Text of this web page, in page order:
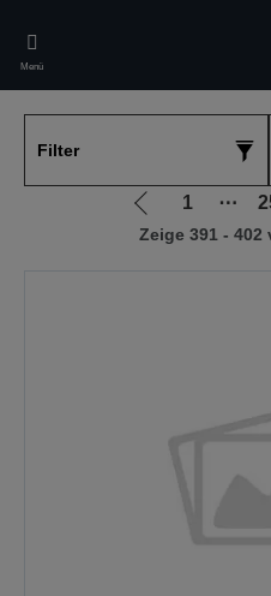
main
content
Menü
Filter
Zur
vorherigen
1 ⋯
Zeige 391 - 402